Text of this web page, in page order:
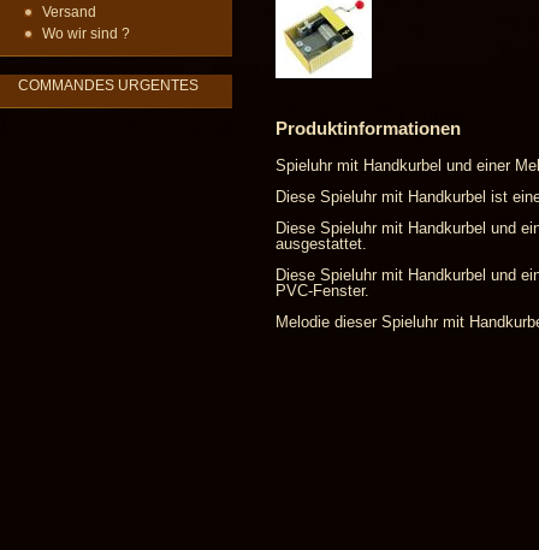
Versand
Wo wir sind ?
COMMANDES URGENTES
Produktinformationen
Spieluhr mit Handkurbel und einer
Diese Spieluhr mit Handkurbel ist
Diese Spieluhr mit Handkurbel und
ausgestattet.
Diese Spieluhr mit Handkurbel und
PVC-Fenster.
Melodie dieser Spieluhr mit